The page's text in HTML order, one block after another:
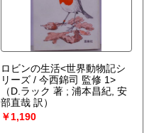
ロビンの生活<世界動物記シ
リーズ / 今西錦司 監修 1>
（D.ラック 著 ; 浦本昌紀, 安
部直哉 訳）
￥1,190